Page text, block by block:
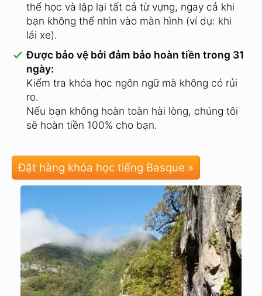
thể học và lặp lại tất cả từ vựng, ngay cả khi
bạn không thể nhìn vào màn hình (ví dụ: khi
lái xe).
Được bảo vệ bởi đảm bảo hoàn tiền trong 31
ngày:
Kiểm tra khóa học ngôn ngữ mà không có rủi
ro.
Nếu bạn không hoàn toàn hài lòng, chúng tôi
sẽ hoàn tiền 100% cho bạn.
Đặt hàng khóa học tiếng Basque »